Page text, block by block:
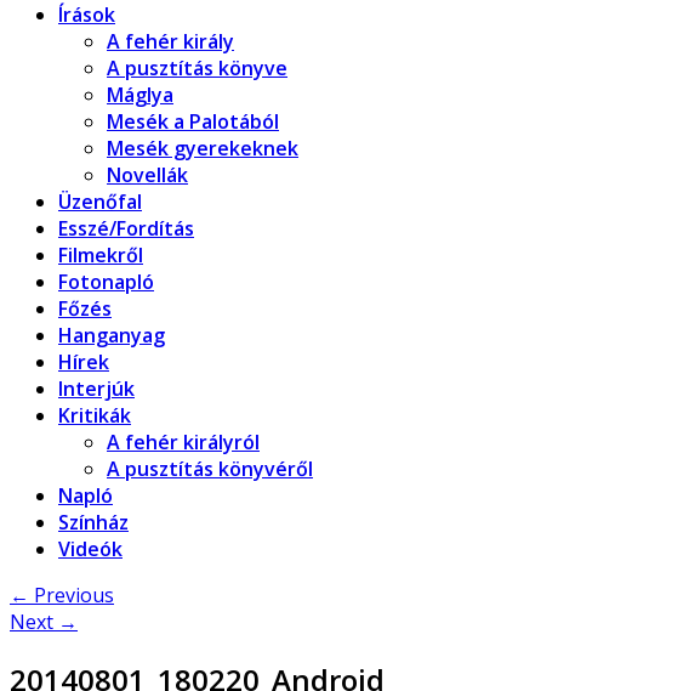
Írások
A fehér király
A pusztítás könyve
Máglya
Mesék a Palotából
Mesék gyerekeknek
Novellák
Üzenőfal
Esszé/Fordítás
Filmekről
Fotonapló
Főzés
Hanganyag
Hírek
Interjúk
Kritikák
A fehér királyról
A pusztítás könyvéről
Napló
Színház
Videók
← Previous
Next →
20140801_180220_Android